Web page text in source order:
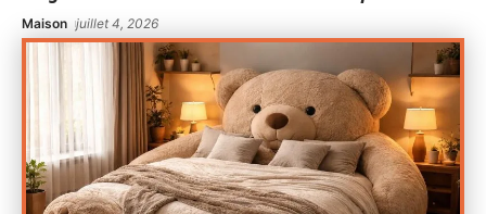
Maison juillet 4, 2026